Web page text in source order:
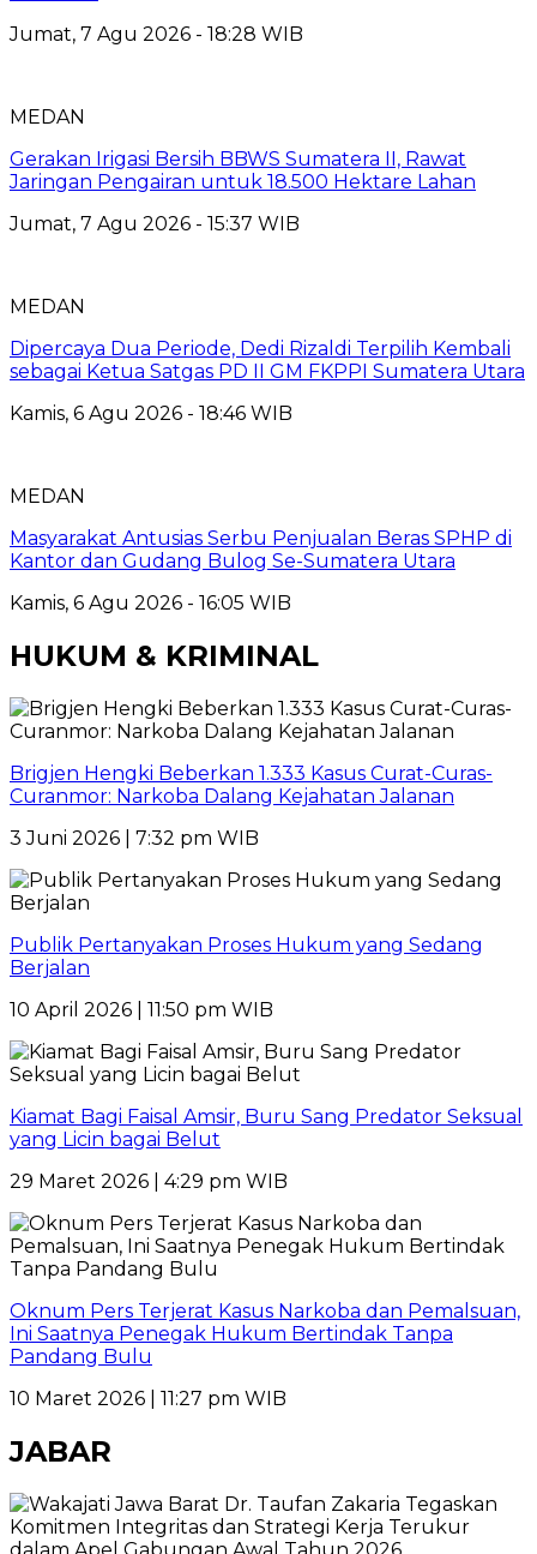
Jumat, 7 Agu 2026 - 18:28 WIB
MEDAN
Gerakan Irigasi Bersih BBWS Sumatera II, Rawat
Jaringan Pengairan untuk 18.500 Hektare Lahan
Jumat, 7 Agu 2026 - 15:37 WIB
MEDAN
Dipercaya Dua Periode, Dedi Rizaldi Terpilih Kembali
sebagai Ketua Satgas PD II GM FKPPI Sumatera Utara
Kamis, 6 Agu 2026 - 18:46 WIB
MEDAN
Masyarakat Antusias Serbu Penjualan Beras SPHP di
Kantor dan Gudang Bulog Se-Sumatera Utara
Kamis, 6 Agu 2026 - 16:05 WIB
HUKUM & KRIMINAL
Brigjen Hengki Beberkan 1.333 Kasus Curat-Curas-
Curanmor: Narkoba Dalang Kejahatan Jalanan
3 Juni 2026 | 7:32 pm WIB
Publik Pertanyakan Proses Hukum yang Sedang
Berjalan
10 April 2026 | 11:50 pm WIB
Kiamat Bagi Faisal Amsir, Buru Sang Predator Seksual
yang Licin bagai Belut
29 Maret 2026 | 4:29 pm WIB
Oknum Pers Terjerat Kasus Narkoba dan Pemalsuan,
Ini Saatnya Penegak Hukum Bertindak Tanpa
Pandang Bulu
10 Maret 2026 | 11:27 pm WIB
JABAR